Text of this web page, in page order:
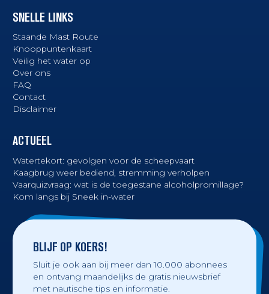
SNELLE LINKS
Staande Mast Route
Knooppuntenkaart
Veilig het water op
Over ons
FAQ
Contact
Disclaimer
ACTUEEL
Watertekort: gevolgen voor de scheepvaart
Kaagbrug weer bediend, stremming verholpen
Vaarquizvraag: wat is de toegestane alcoholpromillage?
Kom langs bij Sneek in-water
BLIJF OP KOERS!
Sluit je ook aan bij meer dan 10.000 abonnees
en ontvang maandelijks de gratis nieuwsbrief
met nautische tips en informatie.